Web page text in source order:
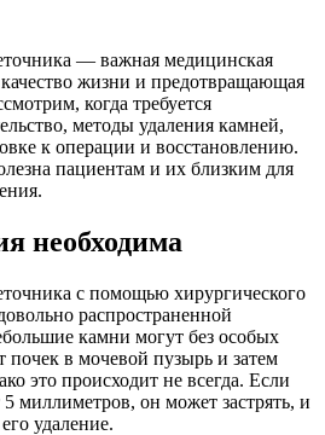
— важная медицинская
жизни и предотвращающая
когда требуется
методы удаления камней,
к операции и восстановлению.
пациентам и их близким для
необходима
с помощью хирургического
распространенной
камни могут без особых
почек в мочевой пузырь и затем
это происходит не всегда. Если
миллиметров, он может застрять, и
удаление.